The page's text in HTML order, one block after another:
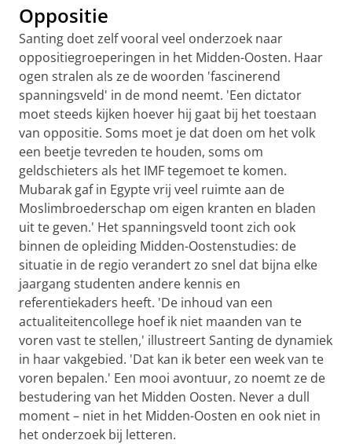
Oppositie
Santing doet zelf vooral veel onderzoek naar
oppositiegroeperingen in het Midden-Oosten. Haar
ogen stralen als ze de woorden 'fascinerend
spanningsveld' in de mond neemt. 'Een dictator
moet steeds kijken hoever hij gaat bij het toestaan
van oppositie. Soms moet je dat doen om het volk
een beetje tevreden te houden, soms om
geldschieters als het IMF tegemoet te komen.
Mubarak gaf in Egypte vrij veel ruimte aan de
Moslimbroederschap om eigen kranten en bladen
uit te geven.' Het spanningsveld toont zich ook
binnen de opleiding Midden-Oostenstudies: de
situatie in de regio verandert zo snel dat bijna elke
jaargang studenten andere kennis en
referentiekaders heeft. 'De inhoud van een
actualiteitencollege hoef ik niet maanden van te
voren vast te stellen,' illustreert Santing de dynamiek
in haar vakgebied. 'Dat kan ik beter een week van te
voren bepalen.' Een mooi avontuur, zo noemt ze de
bestudering van het Midden Oosten. Never a dull
moment – niet in het Midden-Oosten en ook niet in
het onderzoek bij letteren.